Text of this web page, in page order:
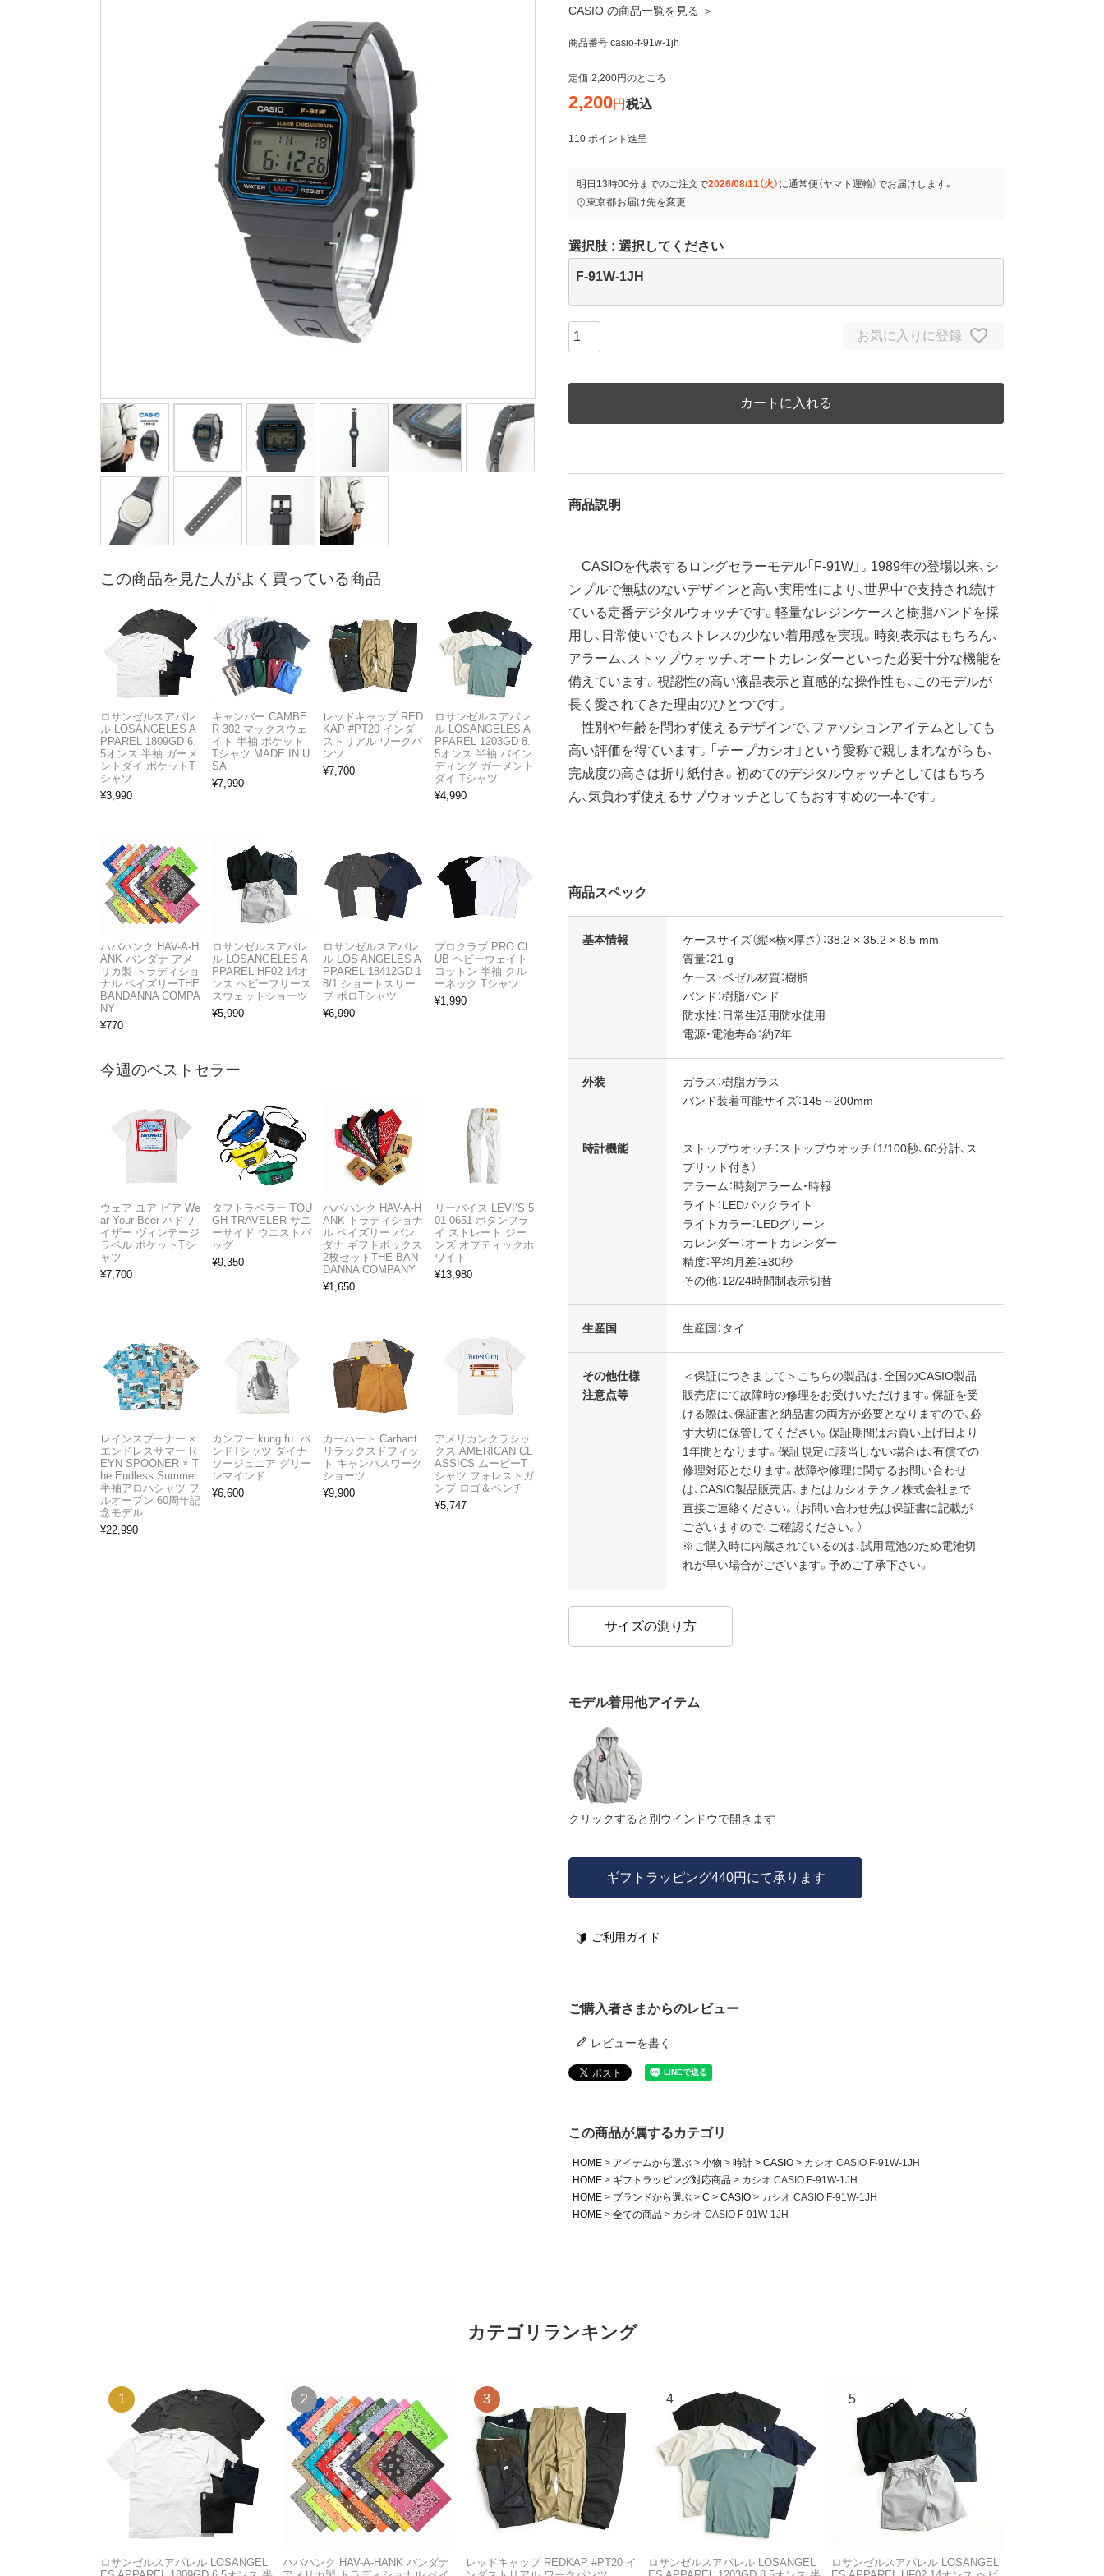
CASIO の商品一覧を見る ＞
商品番号 casio-f-91w-1jh
定価 2,200 のところ
2,200 税込
110 ポイント進呈
明日 13時00分までのご注文で2026/08/11（火） に通常便（ヤマト運輸）でお届けします。
東京都お届け先を変更
選択肢 選択してください
F-91W-1JH
お気に入りに登録
カートに入れる
商品説明
CASIOを代表するロングセラーモデル「F-91W」。1989年の登場以来、シ
ンプルで無駄のないデザインと高い実用性により、世界中で支持され続け
ている定番デジタルウォッチです。軽量なレジンケースと樹脂バンドを採
用し、日常使いでもストレスの少ない着用感を実現。時刻表示はもちろん、
アラーム、ストップウォッチ、オートカレンダーといった必要十分な機能を
備えています。視認性の高い液晶表示と直感的な操作性も、このモデルが
長く愛されてきた理由のひとつです。
性別や年齢を問わず使えるデザインで、ファッションアイテムとしても
高い評価を得ています。「チープカシオ」という愛称で親しまれながらも、
完成度の高さは折り紙付き。初めてのデジタルウォッチとしてはもちろ
ん、気負わず使えるサブウォッチとしてもおすすめの一本です。
商品スペック
基本情報
ケースサイズ（縦×横×厚さ）：38.2 × 35.2 × 8.5 mm
質量：21 g
ケース・ベゼル材質：樹脂
バンド：樹脂バンド
防水性：日常生活用防水使用
電源・電池寿命：約7年
外装
ガラス：樹脂ガラス
バンド装着可能サイズ：145～200mm
時計機能
ストップウオッチ：ストップウオッチ（1/100秒、60分計、ス
プリット付き）
アラーム：時刻アラーム・時報
ライト：LEDバックライト
ライトカラー：LEDグリーン
カレンダー：オートカレンダー
精度：平均月差：±30秒
その他：12/24時間制表示切替
生産国 生産国：タイ
その他仕様
注意点等
＜保証につきまして＞こちらの製品は、全国のCASIO製品
販売店にて故障時の修理をお受けいただけます。保証を受
ける際は、保証書と納品書の両方が必要となりますので、必
ず大切に保管してください。保証期間はお買い上げ日より
1年間となります。保証規定に該当しない場合は、有償での
修理対応となります。故障や修理に関するお問い合わせ
は、CASIO製品販売店、またはカシオテクノ株式会社まで
直接ご連絡ください。（お問い合わせ先は保証書に記載が
ございますので、ご確認ください。）
※ご購入時に内蔵されているのは、試用電池のため電池切
れが早い場合がございます。予めご了承下さい。
サイズの測り方
モデル着用他アイテム
クリックすると別ウインドウで開きます
ギフトラッピング440円にて承ります
ご利用ガイド
ご購入者さまからのレビュー
レビューを書く
この商品が属するカテゴリ
HOME アイテムから選ぶ 小物 時計 CASIO
カシオ CASIO F-91W-1JH
HOME
ギフトラッピング対応商品
カシオ CASIO F-91W-1JH
HOME
ブランドから選ぶ C CASIO
カシオ CASIO F-91W-1JH
HOME
全ての商品 カシオ CASIO F-91W-1JH
この商品を見た人がよく買っている商品
ロサンゼルスアパレ
ル LOSANGELES A
PPAREL 1809GD 6.
5オンス 半袖 ガーメ
ントダイ ポケットT
シャツ
¥3,990
キャンバー CAMBE
R 302 マックスウェ
イト 半袖 ポケット
Tシャツ MADE IN U
SA
¥7,990
レッドキャップ RED
KAP #PT20 インダ
ストリアル ワークパ
ンツ
¥7,700
ロサンゼルスアパレ
ル LOSANGELES A
PPAREL 1203GD 8.
5オンス 半袖 バイン
ディング ガーメント
ダイ Tシャツ
¥4,990
ハバハンク HAV-A-H
ANK バンダナ アメ
リカ製 トラディショ
ナル ペイズリーTHE
BANDANNA COMPA
NY
¥770
ロサンゼルスアパレ
ル LOSANGELES A
PPAREL HF02 14オ
ンス ヘビーフリース
スウェットショーツ
¥5,990
ロサンゼルスアパレ
ル LOS ANGELES A
PPAREL 18412GD 1
8/1 ショートスリー
ブ ポロTシャツ
¥6,990
プロクラブ PRO CL
UB ヘビーウェイト
コットン 半袖 クル
ーネック Tシャツ
¥1,990
今週のベストセラー
ウェア ユア ビア We
ar Your Beer バドワ
イザー ヴィンテージ
ラベル ポケットTシ
ャツ
¥7,700
タフトラベラー TOU
GH TRAVELER サニ
ーサイド ウエストバ
ッグ
¥9,350
ハバハンク HAV-A-H
ANK トラディショナ
ル ペイズリー バン
ダナ ギフトボックス
2枚セットTHE BAN
DANNA COMPANY
¥1,650
リーバイス LEVI’S 5
01-0651 ボタンフラ
イ ストレート ジー
ンズ オプティックホ
ワイト
¥13,980
レインスプーナー ×
エンドレスサマー R
EYN SPOONER × T
he Endless Summer
半袖アロハシャツ フ
ルオープン 60周年記
念モデル
¥22,990
カンフー kung fu. バ
ンドTシャツ ダイナ
ソージュニア グリー
ンマインド
¥6,600
カーハート Carhartt
リラックスドフィッ
ト キャンバスワーク
ショーツ
¥9,900
アメリカンクラシッ
クス AMERICAN CL
ASSICS ムービーT
シャツ フォレストガ
ンプ ロゴ＆ベンチ
¥5,747
カテゴリランキング
ロサンゼルスアパレル LOSANGEL
ハバハンク HAV-A-HANK バンダナ
レッドキャップ REDKAP #PT20 イ
ロサンゼルスアパレル LOSANGEL
ロサンゼルスアパレル LOSANGEL